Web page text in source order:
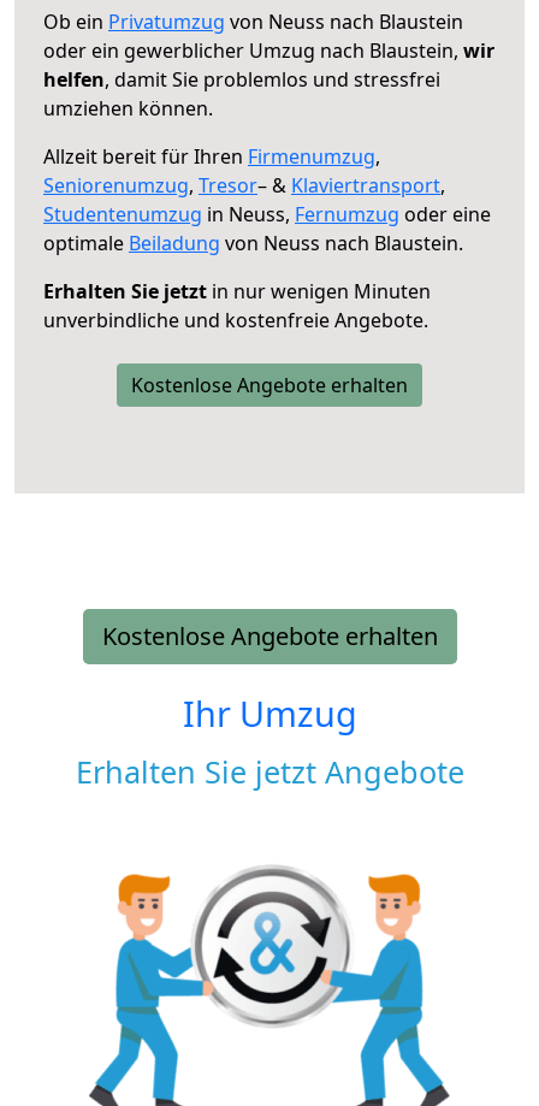
Ob ein Privatumzug von Neuss nach Blaustein
oder ein gewerblicher Umzug nach Blaustein, wir
helfen, damit Sie problemlos und stressfrei
umziehen können.
Allzeit bereit für Ihren Firmenumzug,
Seniorenumzug, Tresor– & Klaviertransport,
Studentenumzug in Neuss, Fernumzug oder eine
optimale Beiladung von Neuss nach Blaustein.
Erhalten Sie jetzt in nur wenigen Minuten
unverbindliche und kostenfreie Angebote.
Kostenlose Angebote erhalten
Kostenlose Angebote erhalten
Ihr Umzug
Erhalten Sie jetzt Angebote